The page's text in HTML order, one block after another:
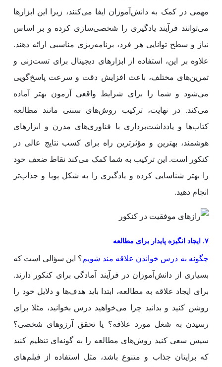
مهمی در کمک به دانش‌آموزان ایفا می‌کنند، زیرا این ابزارها
می‌توانند فرآیند یادگیری را شخصی‌سازی کرده و بر اساس
نیاز و سطح توانایی هر فرد، برنامه‌ریزی مناسبی ارائه دهند.
علاوه بر این، استفاده از ابزارهای دیجیتال برای تست‌زنی و
تمرین‌های مختلف، باعث افزایش دقت و سرعت پاسخ‌گویی
می‌شود و شما را برای شرایط واقعی آزمون بهتر آماده
می‌کند. در نهایت، ترکیب روش‌های سنتی مانند مطالعه
کتاب‌ها و یادداشت‌برداری با فناوری‌های مدرن و ابزارهای
هوشمند، بهترین و مؤثرترین راه برای کسب نتایج عالی در
کنکور است. این ترکیب به شما کمک می‌کند نقاط ضعف خود
را بهتر شناسایی کرده و یادگیری را به شکل پویا و جذاب‌تر
انجام دهید.
۷. ایجاد انگیزه پایدار برای مطالعه
چگونه به درس خواندن علاقه مند شویم؟ این سؤالی است که
بسیاری از دانش‌آموزان در فرآیند آمادگی برای کنکور دارند.
برای ایجاد علاقه به مطالعه، ابتدا باید هدف‌ها و دلایل خود را
روشن کنید و بدانید چرا می‌خواهید درس بخوانید، مثلا برای
رسیدن به شغل مورد علاقه؟ یا تحقق آرزوهای شخصی؟
سپس سعی کنید روش‌های مطالعه را به گونه‌ای تنظیم کنید
که برایتان جذاب و متنوع باشد، مثل استفاده از فیلم‌های